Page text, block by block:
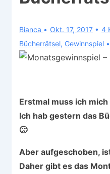
Bianca Okt. 17, 2017 4
Bücherrätsel, Gewinnspiel
Erstmal muss ich
Ich hab gestern das
🙁
Aber aufgeschoben,
Daher gibt es das